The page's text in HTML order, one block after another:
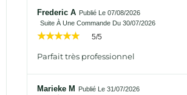
Frederic A Publié Le 07/08/2026
Suite À Une Commande Du 30/07/2026
5/5
Parfait très professionnel
Marieke M
Publié Le 31/07/2026